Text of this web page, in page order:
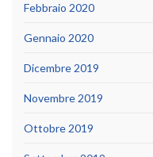
Febbraio 2020
Gennaio 2020
Dicembre 2019
Novembre 2019
Ottobre 2019